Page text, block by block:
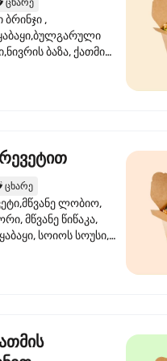
ცხარე
,
ბაზა, ქათმის
ხახვი,სეზამის
ცხარე
ლობიო,
მწვანე წიწაკა,
სოიოს სოუსი,
სოუსი, მწვანე ხახვი,